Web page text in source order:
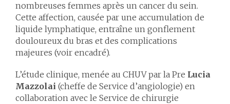
nombreuses femmes après un cancer du sein.
Cette affection, causée par une accumulation de
liquide lymphatique, entraîne un gonflement
douloureux du bras et des complications
majeures (voir encadré).
L’étude clinique, menée au CHUV par la Pre Lucia
Mazzolai (cheffe de Service d’angiologie) en
collaboration avec le Service de chirurgie